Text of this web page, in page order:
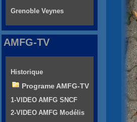
Grenoble Veynes
AMFG-TV
Historique
Programe AMFG-TV
1-VIDEO AMFG SNCF
2-VIDEO AMFG Modélis